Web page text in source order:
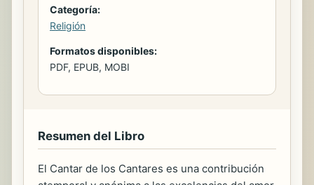
Categoría:
Religión
Formatos disponibles:
PDF, EPUB, MOBI
Resumen del Libro
El Cantar de los Cantares es una contribución